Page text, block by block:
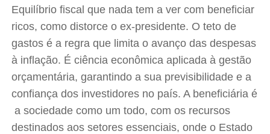
Equilíbrio fiscal que nada tem a ver com beneficiar
ricos, como distorce o ex-presidente. O teto de
gastos é a regra que limita o avanço das despesas
à inflação. É ciência econômica aplicada à gestão
orçamentária, garantindo a sua previsibilidade e a
confiança dos investidores no país. A beneficiária é
a sociedade como um todo, com os recursos
destinados aos setores essenciais, onde o Estado